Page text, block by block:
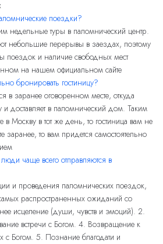
поездки?
недельные туры в паломнический центр.
небольшие перерывы в заездах, поэтому
поездок и наличие свободных мест
на нашем официальном сайте
бронировать гостиницу?
в заранее оговоренном месте, откуда
и доставляет в паломнический дом. Таким
Москву в тот же день, то гостиница вам не
заранее, то вам придется самостоятельно
чаще всего отправляются в
и проведения паломнических поездок,
распространенных ожиданий со
исцеление (души, чувств и эмоций). 2.
встречи с Богом. 4. Возвращение к
с Богом. 5. Познание благодати и